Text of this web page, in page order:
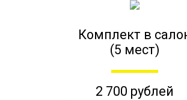
Комплект в
(5 мест)
2 700 рублей